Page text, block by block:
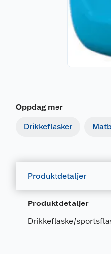
Oppdag mer
Drikkeflasker
Produktdetaljer
Produktdetaljer
Drikkeflaske/